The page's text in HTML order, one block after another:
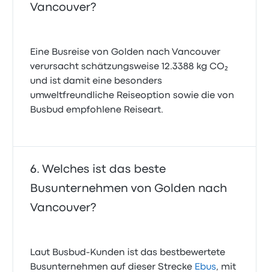
Vancouver?
Eine Busreise von Golden nach Vancouver
verursacht schätzungsweise 12.3388 kg CO₂
und ist damit eine besonders
umweltfreundliche Reiseoption sowie die von
Busbud empfohlene Reiseart.
Welches ist das beste
Busunternehmen von Golden nach
Vancouver?
Laut Busbud-Kunden ist das bestbewertete
Busunternehmen auf dieser Strecke Ebus, mit